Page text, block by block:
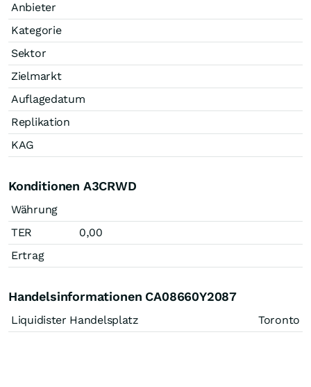
Anbieter
Kategorie
Sektor
Zielmarkt
Auflagedatum
Replikation
KAG
Konditionen A3CRWD
Währung
TER
0,00
Ertrag
Handelsinformationen CA08660Y2087
Liquidister Handelsplatz Toronto